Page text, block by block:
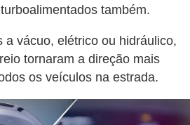
também.
a vácuo, elétrico ou hidráulico,
tornaram a direção mais
os veículos na estrada.